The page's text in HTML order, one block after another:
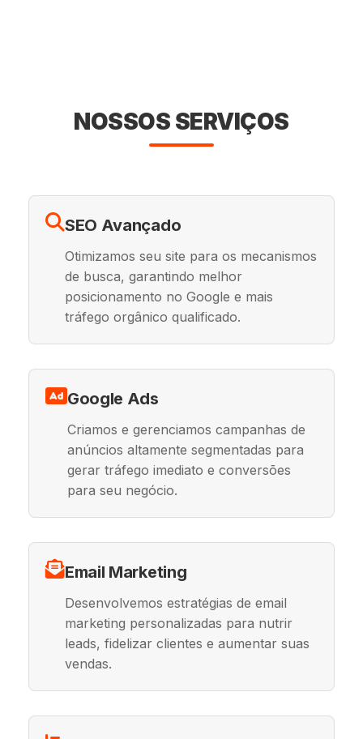
NOSSOS SERVIÇOS
SEO Avançado
Otimizamos seu site para os mecanismos
de busca, garantindo melhor
posicionamento no Google e mais
tráfego orgânico qualificado.
Google Ads
Criamos e gerenciamos campanhas de
anúncios altamente segmentadas para
gerar tráfego imediato e conversões
para seu negócio.
Email Marketing
Desenvolvemos estratégias de email
marketing personalizadas para nutrir
leads, fidelizar clientes e aumentar suas
vendas.